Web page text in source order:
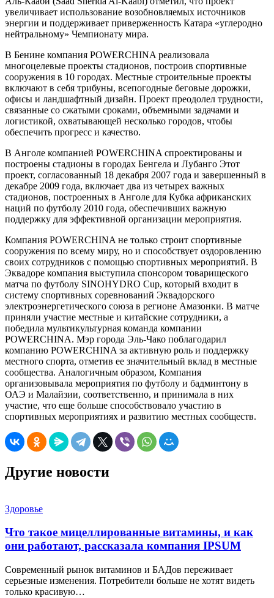
увеличивает использование возобновляемых источников
энергии и поддерживает приверженность Катара «углеродно
нейтральному» Чемпионату мира.
В Бенине компания POWERCHINA реализовала
многоцелевые проекты стадионов, построив спортивные
сооружения в 10 городах. Местные строительные проекты
включают в себя трибуны, всепогодные беговые дорожки,
офисы и ландшафтный дизайн. Проект преодолел трудности,
связанные со сжатыми сроками, объемными задачами и
логистикой, охватывающей несколько городов, чтобы
обеспечить прогресс и качество.
В Анголе компанией POWERCHINA спроектированы и
построены стадионы в городах Бенгела и Лубанго Этот
проект, согласованный 18 декабря 2007 года и завершенный в
декабре 2009 года, включает два из четырех важных
стадионов, построенных в Анголе для Кубка африканских
наций по футболу 2010 года, обеспечивших важную
поддержку для эффективной организации мероприятия.
Компания POWERCHINA не только строит спортивные
сооружения по всему миру, но и способствует оздоровлению
своих сотрудников с помощью спортивных мероприятий. В
Эквадоре компания выступила спонсором товарищеского
матча по футболу SINOHYDRO Cup, который входит в
систему спортивных соревнований Эквадорского
электроэнергетического союза в регионе Амазонки. В матче
приняли участие местные и китайские сотрудники, а
победила мультикультурная команда компании
POWERCHINA. Мэр города Эль-Чако поблагодарил
компанию POWERCHINA за активную роль и поддержку
местного спорта, отметив ее значительный вклад в местные
сообщества. Аналогичным образом, Компания
организовывала мероприятия по футболу и бадминтону в
ОАЭ и Малайзии, соответственно, и принимала в них
участие, что еще больше способствовало участию в
спортивных мероприятиях и развитию местных сообществ.
Другие новости
Здоровье
Что такое мицеллированные витамины, и как
они работают, рассказала компания IPSUM
Современный рынок витаминов и БАДов переживает
серьезные изменения. Потребители больше не хотят видеть
только красивую…